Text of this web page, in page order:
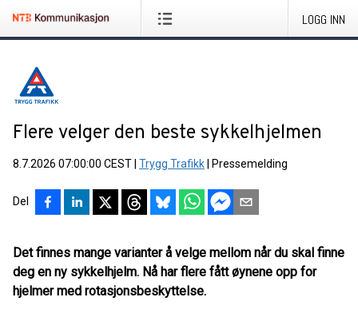
LOGG INN
Flere velger den beste sykkelhjelmen
8.7.2026 07:00:00 CEST Trygg Trafikk Pressemelding
Del
Det finnes mange varianter å velge mellom når du skal finne
deg en ny sykkelhjelm. Nå har flere fått øynene opp for
hjelmer med rotasjonsbeskyttelse.